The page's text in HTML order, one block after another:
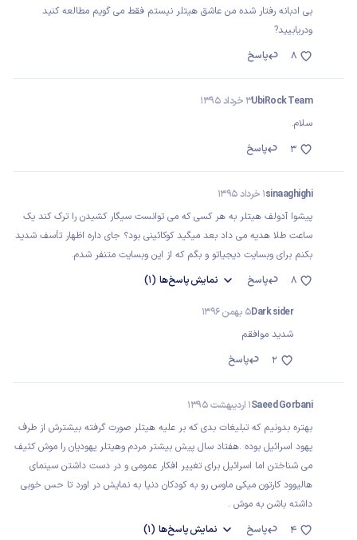
بی ادبانه رفتار شده من عاشق هیتلر نیستم فقط می گویم مطالعه کنید
ودریابیید?
پاسخ
8
UbiRock Team3 خرداد 1395
سلام.
پاسخ
3
sinaaghighi1 خرداد 1395
پیشوا آدولف هیتلر به هر کسی که می توانست سیگار کشیدن را ترک کند یک
ساعت طلا هدیه می داد بعد میگید کوکائینی بود؟ جای داره اظهار تأسف شدید
بکنم برای وبسایت دیجیاتو و بگم که از این وبسایت متنفر شدم.
پاسخ
نمایشپاسخ‌ها (1) 8
Dark sider5 بهمن 1396
شدید موافقم
پاسخ
2
Saeed Gorbani1 اردیبهشت 1395
بهتره بدونیم که تبلیغات بدی که بر علیه هیتلر صورت گرفته بیشترش از طرف
یهود اسرائیل بوده .هفتاد سال پیش بیشتر مردم وهیتلر یهودیان را موش کثیف
می شناختن اما اسرائیل برای تغییر افکار عمومی و در دست داشتن سینمای
هالیوود کارتون میکی ماوس رو به کودکان دنیا به نمایش در اورد تا حس خوبی
داشته باشن به موش .
پاسخ
نمایشپاسخ‌ها (1) 4